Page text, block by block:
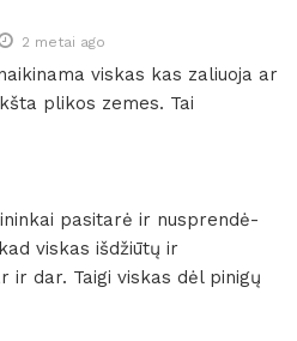
2 metai ago
viskas kas zaliuoja ar
plikos zemes. Tai
pasitarė ir nusprendė-
viskas išdžiūtų ir
ir dar. Taigi viskas dėl pinigų